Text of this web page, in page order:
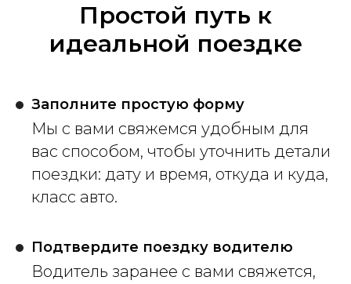
Простой путь к
идеальной поездке
Заполните простую форму
Мы с вами свяжемся удобным для
вас способом, чтобы уточнить детали
поездки: дату и время, откуда и куда,
класс авто.
Подтвердите поездку водителю
Водитель заранее с вами свяжется,